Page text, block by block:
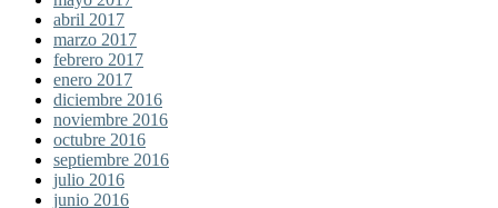
abril 2017
marzo 2017
febrero 2017
enero 2017
diciembre 2016
noviembre 2016
octubre 2016
septiembre 2016
julio 2016
junio 2016